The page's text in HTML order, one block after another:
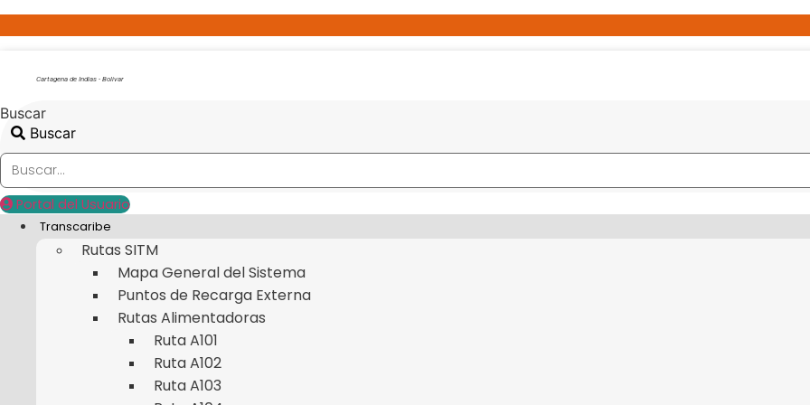
Ir
al
Cartagena de Indias - Bolivar
Buscar
Buscar
Portal del Usuario
Transcaribe
Rutas SITM
Mapa General del Sistema
Puntos de Recarga Externa
Rutas Alimentadoras
Ruta A101
Ruta A102
Ruta A103